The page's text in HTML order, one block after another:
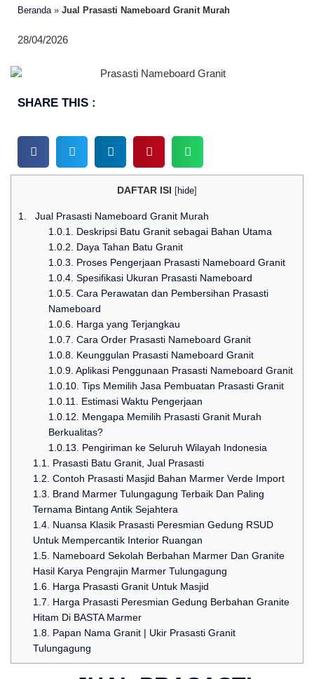
Beranda » Jual Prasasti Nameboard Granit Murah
28/04/2026
SHARE THIS :
DAFTAR ISI [hide]
1.
Jual Prasasti Nameboard Granit Murah
1.0.1.
Deskripsi Batu Granit sebagai Bahan Utama
1.0.2.
Daya Tahan Batu Granit
1.0.3.
Proses Pengerjaan Prasasti Nameboard Granit
1.0.4. Spesifikasi Ukuran Prasasti Nameboard
1.0.5. Cara Perawatan dan Pembersihan Prasasti
Nameboard
1.0.6. Harga yang Terjangkau
1.0.7. Cara Order Prasasti Nameboard Granit
1.0.8. Keunggulan Prasasti Nameboard Granit
1.0.9. Aplikasi Penggunaan Prasasti Nameboard Granit
1.0.10. Tips Memilih Jasa Pembuatan Prasasti Granit
1.0.11.
Estimasi Waktu Pengerjaan
1.0.12.
Mengapa Memilih Prasasti Granit Murah
Berkualitas?
1.0.13.
Pengiriman ke Seluruh Wilayah Indonesia
1.1.
Prasasti Batu Granit, Jual Prasasti
1.2. Contoh Prasasti Masjid Bahan Marmer Verde Import
1.3.
Brand Marmer Tulungagung Terbaik Dan Paling
Ternama Bintang Antik Sejahtera
1.4. Nuansa Klasik Prasasti Peresmian Gedung RSUD
Untuk Mempercantik Interior Ruangan
1.5. Nameboard Sekolah Berbahan Marmer Dan Granite
Hasil Karya Pengrajin Marmer Tulungagung
1.6. Harga Prasasti Granit Untuk Masjid
1.7.
Harga Prasasti Peresmian Gedung Berbahan Granite
Hitam Di BASTA Marmer
1.8. Papan Nama Granit | Ukir Prasasti Granit
Tulungagung